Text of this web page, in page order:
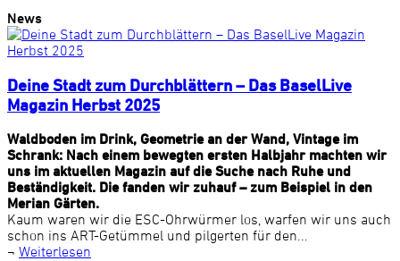
News
Deine Stadt zum Durchblättern – Das BaselLive
Magazin Herbst 2025
Waldboden im Drink, Geometrie an der Wand, Vintage im
Schrank: Nach einem bewegten ersten Halbjahr machten wir
uns im aktuellen Magazin auf die Suche nach Ruhe und
Beständigkeit. Die fanden wir zuhauf – zum Beispiel in den
Merian Gärten.
Kaum waren wir die ESC-Ohrwürmer los, warfen wir uns auch
schon ins ART-Getümmel und pilgerten für den...
¬ Weiterlesen